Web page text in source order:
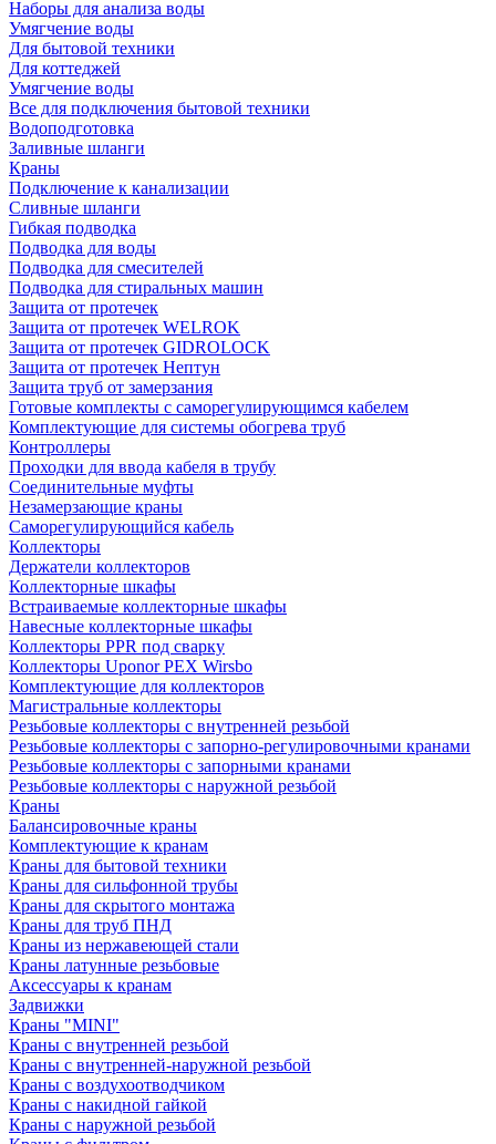
Наборы для анализа воды
Умягчение воды
Для бытовой техники
Для коттеджей
Умягчение воды
Все для подключения бытовой техники
Водоподготовка
Заливные шланги
Краны
Подключение к канализации
Сливные шланги
Гибкая подводка
Подводка для воды
Подводка для смесителей
Подводка для стиральных машин
Защита от протечек
Защита от протечек WELROK
Защита от протечек GIDROLOCK
Защита от протечек Нептун
Защита труб от замерзания
Готовые комплекты с саморегулирующимся кабелем
Комплектующие для системы обогрева труб
Контроллеры
Проходки для ввода кабеля в трубу
Соединительные муфты
Незамерзающие краны
Саморегулирующийся кабель
Коллекторы
Держатели коллекторов
Коллекторные шкафы
Встраиваемые коллекторные шкафы
Навесные коллекторные шкафы
Коллекторы PPR под сварку
Коллекторы Uponor PEX Wirsbo
Комплектующие для коллекторов
Магистральные коллекторы
Резьбовые коллекторы с внутренней резьбой
Резьбовые коллекторы с запорно-регулировочными кранами
Резьбовые коллекторы с запорными кранами
Резьбовые коллекторы с наружной резьбой
Краны
Балансировочные краны
Комплектующие к кранам
Краны для бытовой техники
Краны для сильфонной трубы
Краны для скрытого монтажа
Краны для труб ПНД
Краны из нержавеющей стали
Краны латунные резьбовые
Аксессуары к кранам
Задвижки
Краны "MINI"
Краны с внутренней резьбой
Краны с внутренней-наружной резьбой
Краны с воздухоотводчиком
Краны с накидной гайкой
Краны с наружной резьбой